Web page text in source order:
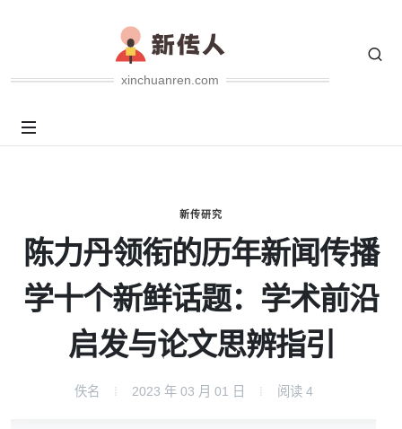
xinchuanren.com
新传研究
陈力丹领衔的历年新闻传播
学十个新鲜话题：学术前沿
启发与论文思辨指引
佚名 2023 年 03 月 01 日 阅读 4